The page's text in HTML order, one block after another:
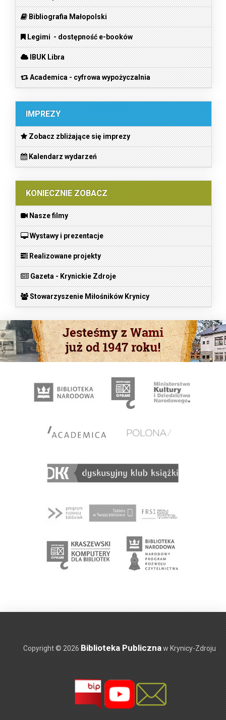
Bibliografia Małopolski
Legimi - dostępność e-booków
IBUK Libra
Academica - cyfrowa wypożyczalnia
IMPREZY
Zobacz zbliżające się imprezy
Kalendarz wydarzeń
KONIECZNIE ZOBACZ
Nasze filmy
Wystawy i prezentacje
Realizowane projekty
Gazeta - Krynickie Zdroje
Stowarzyszenie Miłośników Krynicy
Copyright © 2026 Biblioteka Publicznaw Krynicy-Zdroju